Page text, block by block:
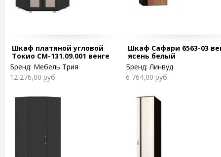
Шкаф платяной угловой
Токио СМ-131.09.001 венге
цаво/венге цаво/венге цаво
Бренд: Мебель Трия
12 276,00 руб.
Шкаф Сафари 6563-03
ясень белый
Бренд:Линвуд
6 764,00 руб.